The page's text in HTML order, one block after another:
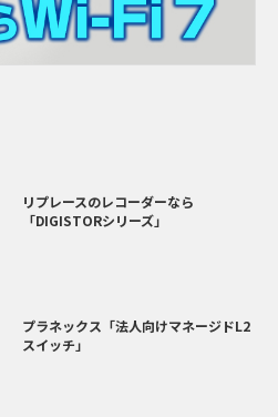
リプレースのレコーダーなら
「DIGISTORシリーズ」
プラネックス「法人向けマネージドL2
スイッチ」